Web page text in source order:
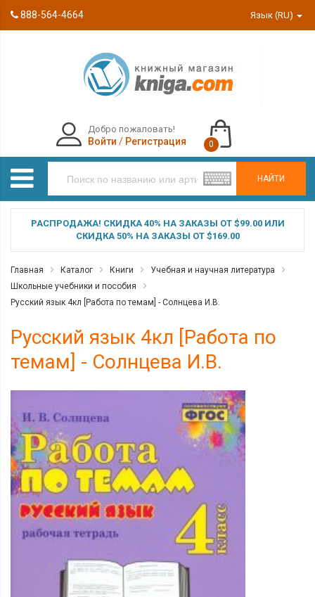
888-564-4664 Язык (RU)
НАЙТИ
Добро пожаловать!
Войти / Регистрация 0
РАСПРОДАЖА! СКИДКА 40% НА ЗАКАЗЫ ОТ $99.00 ИЛИ
СКИДКА 50% НА ЗАКАЗЫ ОТ $169.00
Главная Каталог Книги
Учебная и научная литература
Школьные учебники и пособия
Русский язык 4кл [Работа по темам] - Солнцева И.В.
Русский язык 4кл [Работа по
темам] - Солнцева И.В.